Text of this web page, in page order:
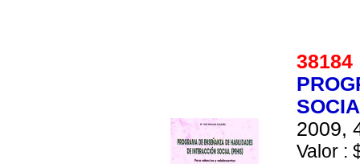
2009,
Valor :